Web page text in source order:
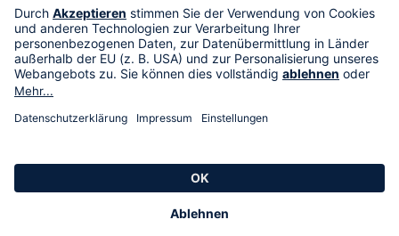
HSE International